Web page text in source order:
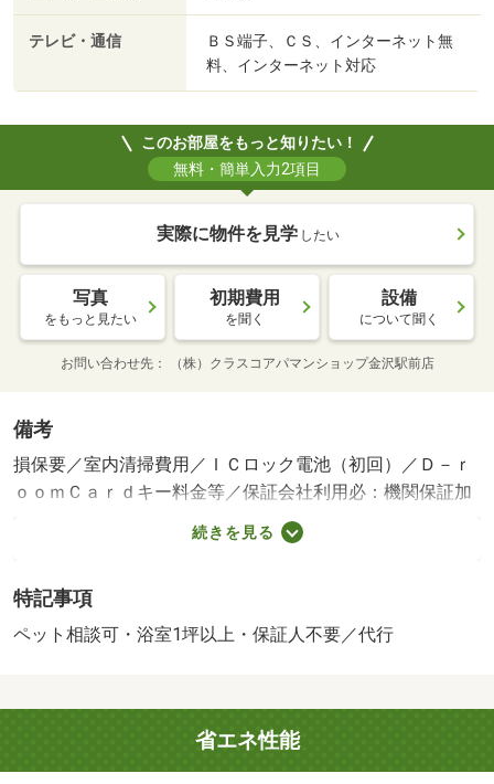
テレビ・通信
ＢＳ端子、ＣＳ、インターネット無
料、インターネット対応
このお部屋をもっと知りたい！
無料・簡単入力2項目
実際に物件を見学 したい
写真
をもっと見たい
初期費用
を聞く
設備
について聞く
お問い合わせ先 （株）クラスコアパマンショップ金沢駅前店
備考
損保要／室内清掃費用／ＩＣロック電池（初回）／Ｄ－ｒ
ｏｏｍＣａｒｄキー料金等／保証会社利用必：機関保証加
入必須。初回保証料３５０００円、月額保証料賃料等総額
の１％＋８００円／月（その他商品あり）／ペット相談／
費］ルームクリーニング料金にエアコンクリーニング費用
を含みます。 ペット飼養の場合は敷金１か月追加預
フローリング／シャワー付洗面台／ＴＶインターホン／浴
室乾燥機／オートロック／室内洗濯置／シューズボックス
／システムキッチン／追焚機能浴室／温水洗浄便座／駐輪
続きを見る
特記事項
ペット相談可・浴室1坪以上・保証人不要／代行
省エネ性能